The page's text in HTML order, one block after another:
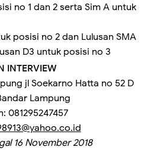
no 1 dan 2 serta Sim A untuk
posisi no 2 dan Lulusan SMA
D3 untuk posisi no 3
INTERVIEW
jl Soekarno Hatta no 52 D
Lampung
081295247457
16 November 2018